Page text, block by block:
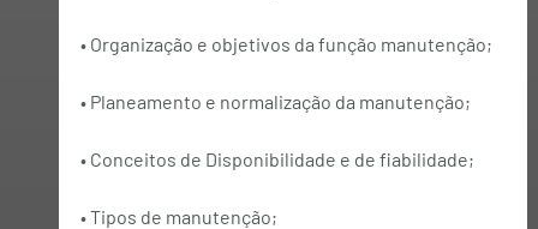
• Organização e objetivos da função manutenção;
• Planeamento e normalização da manutenção;
• Conceitos de Disponibilidade e de fiabilidade;
• Tipos de manutenção;